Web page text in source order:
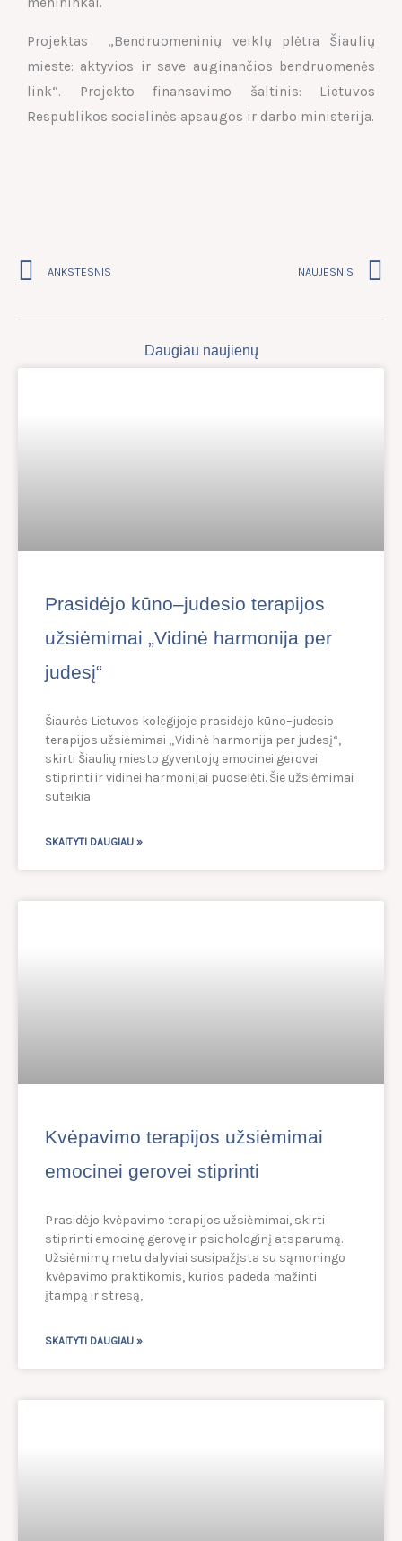
Projektas „Bendruomeninių veiklų plėtra Šiaulių
mieste: aktyvios ir save auginančios bendruomenės
link“. Projekto finansavimo šaltinis: Lietuvos
Respublikos socialinės apsaugos ir darbo ministerija.
Prev
ANKSTESNIS NAUJESNIS
Daugiau naujienų
Prasidėjo kūno–judesio terapijos
užsiėmimai „Vidinė harmonija per
judesį“
Šiaurės Lietuvos kolegijoje prasidėjo kūno–judesio
terapijos užsiėmimai „Vidinė harmonija per judesį“,
skirti Šiaulių miesto gyventojų emocinei gerovei
stiprinti ir vidinei harmonijai puoselėti. Šie užsiėmimai
suteikia
SKAITYTI DAUGIAU »
Kvėpavimo terapijos užsiėmimai
emocinei gerovei stiprinti
Prasidėjo kvėpavimo terapijos užsiėmimai, skirti
stiprinti emocinę gerovę ir psichologinį atsparumą.
Užsiėmimų metu dalyviai susipažįsta su sąmoningo
kvėpavimo praktikomis, kurios padeda mažinti
įtampą ir stresą,
SKAITYTI DAUGIAU »